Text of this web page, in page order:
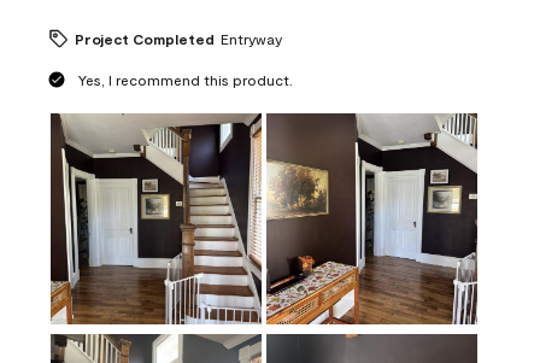
Project Completed Entryway
Yes, I recommend this product.